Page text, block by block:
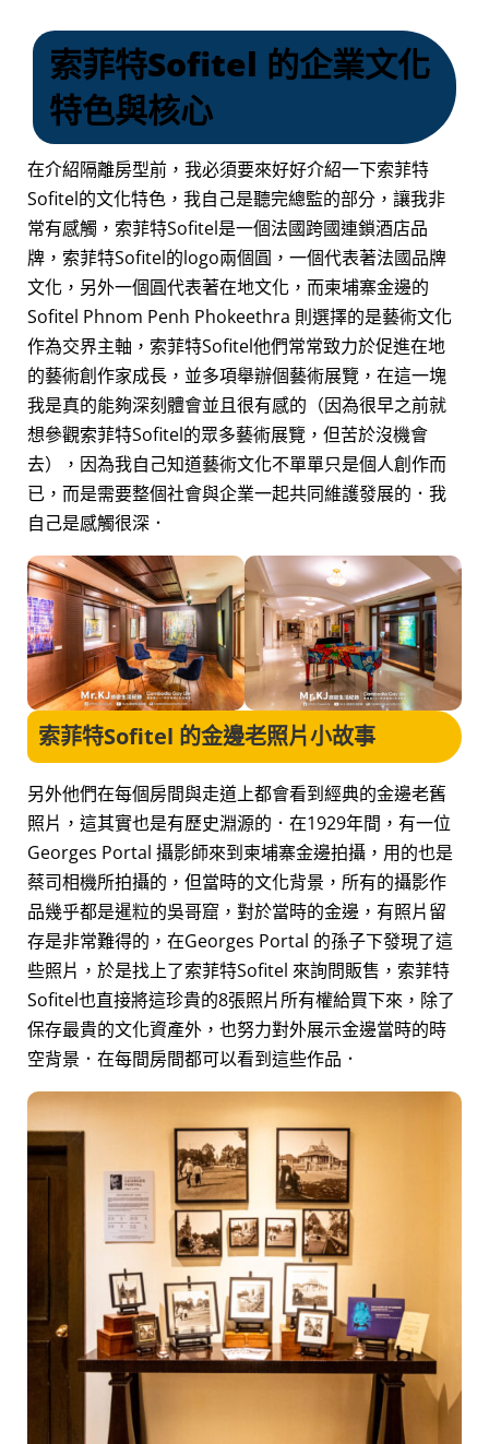
索菲特Sofitel 的企業文化
特色與核心
在介紹隔離房型前，我必須要來好好介紹一下索菲特
Sofitel的文化特色，我自己是聽完總監的部分，讓我非
常有感觸，索菲特Sofitel是一個法國跨國連鎖酒店品
牌，索菲特Sofitel的logo兩個圓，一個代表著法國品牌
文化，另外一個圓代表著在地文化，而柬埔寨金邊的
Sofitel Phnom Penh Phokeethra 則選擇的是藝術文化
作為交界主軸， 索菲特Sofitel他們常常致力於促進在地
的藝術創作家成長，並多項舉辦個藝術展覽，在這一塊
我是真的能夠深刻體會並且很有感的（因為很早之前就
想參觀索菲特Sofitel的眾多藝術展覽，但苦於沒機會
去），因為我自己知道藝術文化不單單只是個人創作而
已，而是需要整個社會與企業一起共同維護發展的．我
自己是感觸很深．
索菲特Sofitel 的金邊老照片小故事
另外他們在每個房間與走道上都會看到經典的金邊老舊
照片，這其實也是有歷史淵源的．在1929年間，有一位
Georges Portal 攝影師來到柬埔寨金邊拍攝，用的也是
蔡司相機所拍攝的，但當時的文化背景，所有的攝影作
品幾乎都是暹粒的吳哥窟，對於當時的金邊，有照片留
存是非常難得的，在Georges Portal 的孫子下發現了這
些照片，於是找上了索菲特Sofitel 來詢問販售， 索菲特
Sofitel也直接將這珍貴的8張照片所有權給買下來，除了
保存最貴的文化資產外，也努力對外展示金邊當時的時
空背景．在每間房間都可以看到這些作品．